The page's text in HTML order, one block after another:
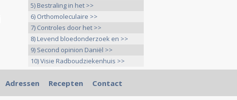
>>
5) Bestraling in het >>
6) Orthomoleculaire >>
7) Controles door het >>
8) Levend bloedonderzoek en >>
9) Second opinion Daniël >>
10) Visie Radboudziekenhuis >>
Adressen Recepten Contact